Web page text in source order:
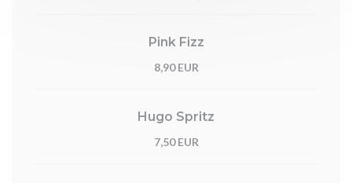
Pink Fizz
8,90 EUR
Hugo Spritz
7,50 EUR